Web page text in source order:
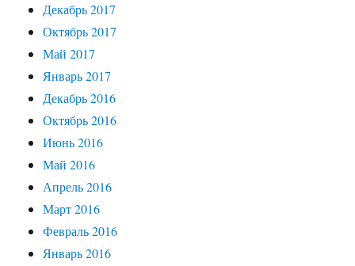
Декабрь 2017
Октябрь 2017
Май 2017
Январь 2017
Декабрь 2016
Октябрь 2016
Июнь 2016
Май 2016
Апрель 2016
Март 2016
Февраль 2016
Январь 2016